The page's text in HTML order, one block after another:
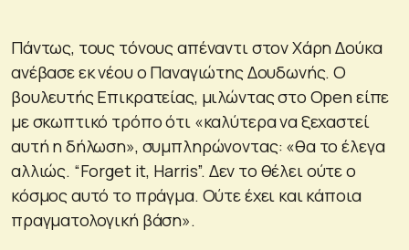
Πάντως, τους τόνους απέναντι στον Χάρη Δούκα
ανέβασε εκ νέου ο Παναγιώτης Δουδωνής. Ο
βουλευτής Επικρατείας, μιλώντας στο Open είπε
με σκωπτικό τρόπο ότι «καλύτερα να ξεχαστεί
αυτή η δήλωση», συμπληρώνοντας: «θα το έλεγα
αλλιώς. “Forget it, Harris”. Δεν το θέλει ούτε ο
κόσμος αυτό το πράγμα. Ούτε έχει και κάποια
πραγματολογική βάση».